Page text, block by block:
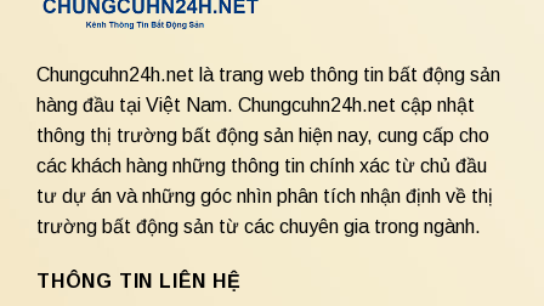
Chungcuhn24h.net là trang web thông tin bất động sản
hàng đầu tại Việt Nam. Chungcuhn24h.net cập nhật
thông thị trường bất động sản hiện nay, cung cấp cho
các khách hàng những thông tin chính xác từ chủ đầu
tư dự án và những góc nhìn phân tích nhận định về thị
trường bất động sản từ các chuyên gia trong ngành.
THÔNG TIN LIÊN HỆ